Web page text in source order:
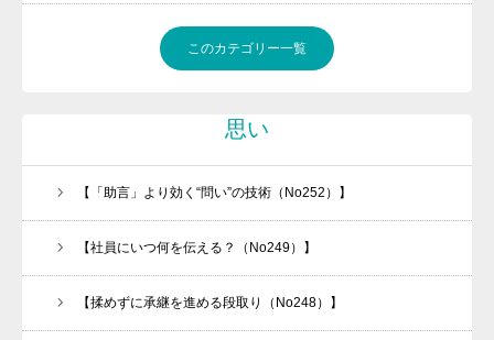
このカテゴリー一覧
思い
【「助言」より効く“問い”の技術（No252）】
【社員にいつ何を伝える？（No249）】
【揉めずに承継を進める段取り（No248）】